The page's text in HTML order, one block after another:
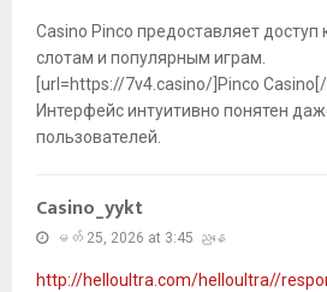
Casino Pinco предоставляет
слотам и популярным играм.
[url=https://7v4.casino/]Pinco Casino[/
Интерфейс интуитивно понятен
пользователей.
Casino_yykt
မတ် 25, 2026 at 3:45 ညနေ
http://helloultra.com/helloultra//